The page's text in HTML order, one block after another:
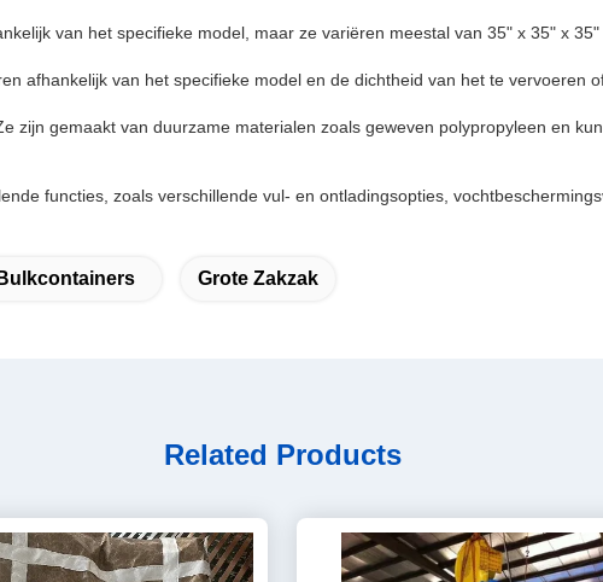
van het specifieke model, maar ze variëren meestal van 35" x 35" x 35"
afhankelijk van het specifieke model en de dichtheid van het te vervoeren
zijn gemaakt van duurzame materialen zoals geweven polypropyleen en
functies, zoals verschillende vul- en ontladingsopties,
Grote Zakzak
Related Products